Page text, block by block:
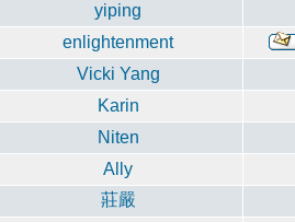
yiping
enlightenment
Vicki Yang
Karin
Niten
Ally
莊嚴